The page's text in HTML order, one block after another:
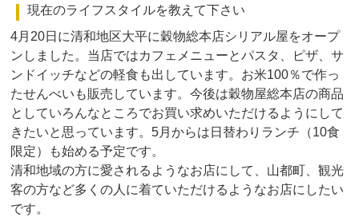
現在のライフスタイルを教えて下さい
4月20日に清和地区大平に穀物総本店シリアル屋をオープ
ンしました。当店ではカフェメニューとパスタ、ピザ、サ
ンドイッチなどの軽食も出しています。お米100％で作っ
たせんべいも販売しています。今後は穀物屋総本店の商品
としていろんなところでお買い求めいただけるようにして
きたいと思っています。5月からは日替わりランチ（10食
限定）も始める予定です。
清和地域の方に愛されるようなお店にして、山都町、観光
客の方など多くの人に着ていただけるようなお店にしたい
です。